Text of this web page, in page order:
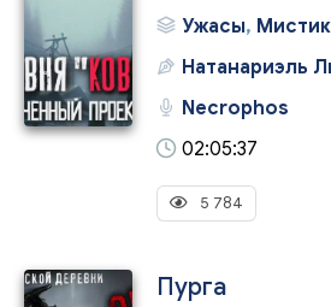
Ужасы,
Натанариэль
Necrophos
02:05:37
5 784
Пурга